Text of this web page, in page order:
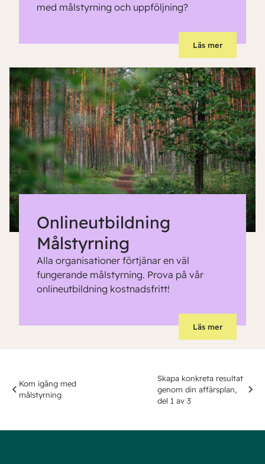
med målstyrning och uppföljning?
Läs mer
Onlineutbildning
Målstyrning
Alla organisationer förtjänar en väl
fungerande målstyrning. Prova på vår
onlineutbildning kostnadsfritt!
Läs mer
Kom igång med
målstyrning
Skapa konkreta resultat
genom din affärsplan,
del 1 av 3